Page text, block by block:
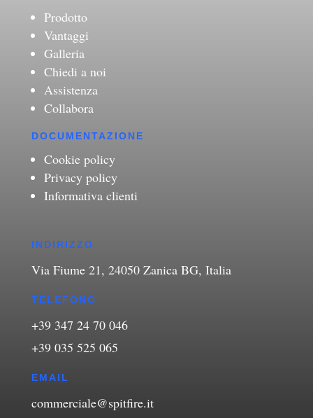
Prodotto
Vantaggi
Galleria
Chiedi a noi
Assistenza
Collabora
DOCUMENTAZIONE
Cookie policy
Privacy policy
Informativa clienti
INDIRIZZO
Via Fiume 21, 24050 Zanica BG, Italia
TELEFONO
+39 347 24 70 046
+39 035 525 065
EMAIL
commerciale@spitfire.it